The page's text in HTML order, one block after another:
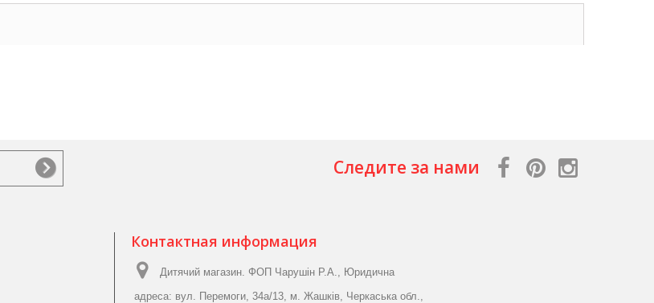
Следите за нами
Контактная информация
Дитячий магазин. ФОП Чарушін Р.А., Юридична
адреса: вул. Перемоги, 34а/13, м. Жашків, Черкаська обл.,